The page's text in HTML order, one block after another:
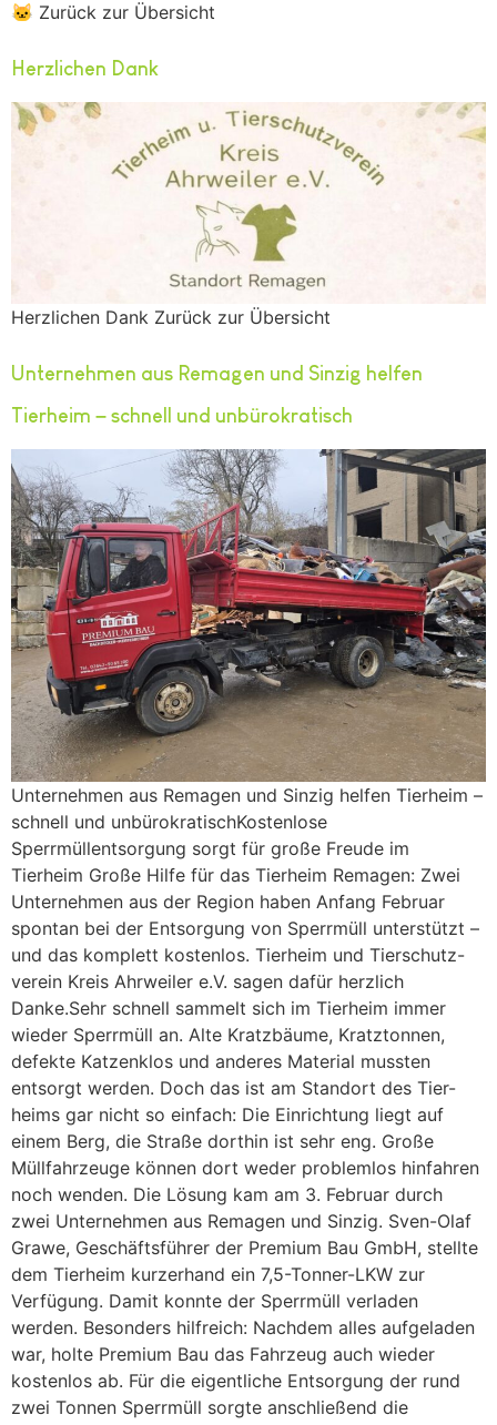
🐱 Zurück zur Übersicht
Herzlichen Dank
Herzlichen Dank Zurück zur Übersicht
Unternehmen aus Remagen und Sinzig helfen
Tierheim – schnell und unbürokratisch
Unternehmen aus Remagen und Sinzig helfen Tierheim –
schnell und unbürokratischKostenlose
Sperrmüllentsorgung sorgt für große Freude im
Tierheim Große Hilfe für das Tierheim Remagen: Zwei
Unternehmen aus der Region haben Anfang Februar
spontan bei der Entsorgung von Sperrmüll unterstützt –
und das komplett kostenlos. Tierheim und Tierschutz-
verein Kreis Ahrweiler e.V. sagen dafür herzlich
Danke.Sehr schnell sammelt sich im Tierheim immer
wieder Sperrmüll an. Alte Kratzbäume, Kratztonnen,
defekte Katzenklos und anderes Material mussten
entsorgt werden. Doch das ist am Standort des Tier-
heims gar nicht so einfach: Die Einrichtung liegt auf
einem Berg, die Straße dorthin ist sehr eng. Große
Müllfahrzeuge können dort weder problemlos hinfahren
noch wenden. Die Lösung kam am 3. Februar durch
zwei Unternehmen aus Remagen und Sinzig. Sven-Olaf
Grawe, Geschäftsführer der Premium Bau GmbH, stellte
dem Tierheim kurzerhand ein 7,5-Tonner-LKW zur
Verfügung. Damit konnte der Sperrmüll verladen
werden. Besonders hilfreich: Nachdem alles aufgeladen
war, holte Premium Bau das Fahrzeug auch wieder
kostenlos ab. Für die eigentliche Entsorgung der rund
zwei Tonnen Sperrmüll sorgte anschließend die